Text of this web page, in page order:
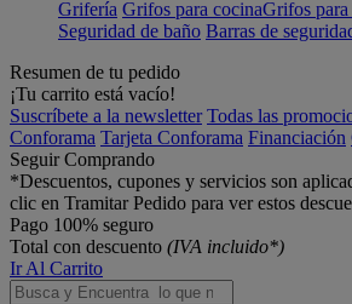
Grifería Grifos para cocinaGrifos para
Seguridad de baño Barras de
Resumen de tu pedido
¡Tu carrito está vacío!
Suscríbete a la newsletter Todas las
Conforama Tarjeta Conforama Financiación
Seguir Comprando
*Descuentos, cupones y servicios son
clic en Tramitar Pedido para ver estos
Pago 100% seguro
Total con descuento (IVA incluido*)
Ir Al Carrito